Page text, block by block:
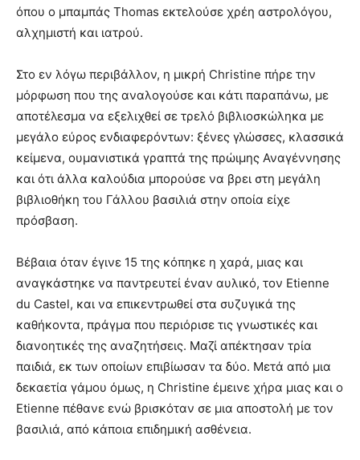
όπου ο μπαμπάς Thomas εκτελούσε χρέη αστρολόγου,
αλχημιστή και ιατρού.
Στο εν λόγω περιβάλλον, η μικρή Christine πήρε την
μόρφωση που της αναλογούσε και κάτι παραπάνω, με
αποτέλεσμα να εξελιχθεί σε τρελό βιβλιοσκώληκα με
μεγάλο εύρος ενδιαφερόντων: ξένες γλώσσες, κλασσικά
κείμενα, ουμανιστικά γραπτά της πρώιμης Αναγέννησης
και ότι άλλα καλούδια μπορούσε να βρει στη μεγάλη
βιβλιοθήκη του Γάλλου βασιλιά στην οποία είχε
πρόσβαση.
Βέβαια όταν έγινε 15 της κόπηκε η χαρά, μιας και
αναγκάστηκε να παντρευτεί έναν αυλικό, τον Etienne
du Castel, και να επικεντρωθεί στα συζυγικά της
καθήκοντα, πράγμα που περιόρισε τις γνωστικές και
διανοητικές της αναζητήσεις. Μαζί απέκτησαν τρία
παιδιά, εκ των οποίων επιβίωσαν τα δύο. Μετά από μια
δεκαετία γάμου όμως, η Christine έμεινε χήρα μιας και ο
Etienne πέθανε ενώ βρισκόταν σε μια αποστολή με τον
βασιλιά, από κάποια επιδημική ασθένεια.